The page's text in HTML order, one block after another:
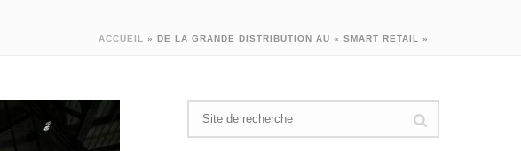
ACCUEIL » DE LA GRANDE DISTRIBUTION AU « SMART RETAIL »